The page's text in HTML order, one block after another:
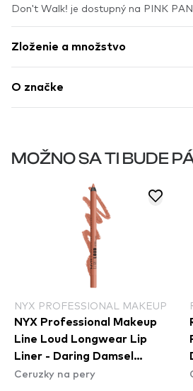
Don't Walk! je dostupný na PINK
Zloženie a množstvo
O značke
MOŽNO SA TI BUDE
NYX PROFESSIONAL MAKEUP
NYX Professional Makeup
Line Loud Longwear Lip
Liner - Daring Damsel
(LLLP02)
Ceruzky na pery